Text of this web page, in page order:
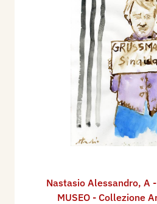
Nastasio Alessandro, A
MUSEO - Collezione